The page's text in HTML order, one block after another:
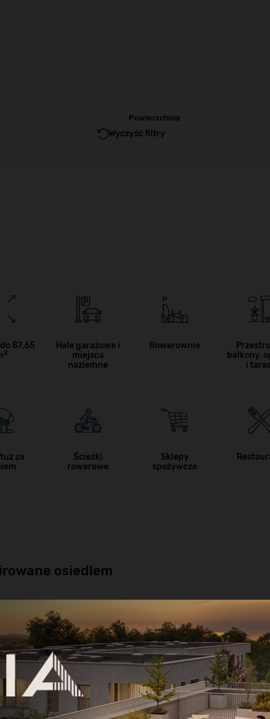
Powierzchnia
Wyczyść filtry
87,65
2
Hale garażowe i
miejsca
naziemne
Rowerownie
balkony,
i
za
Ścieżki
rowerowe
Sklepy
spożywcze
osiedlem
inspirowanymmodernistycznym
osiedla kładzie nacisk na tworzenie
rozwijanie więzi społecznych.
mieszkań o metrażach od30 m2 do
w układzie kaskadowym,
piętrach. Całość utrzymana jest w